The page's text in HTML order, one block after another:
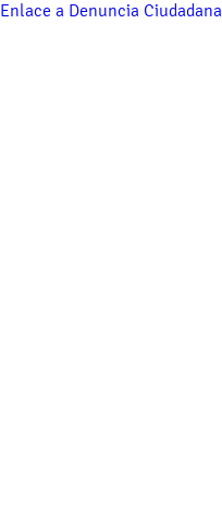
Enlace a Denuncia Ciudadana